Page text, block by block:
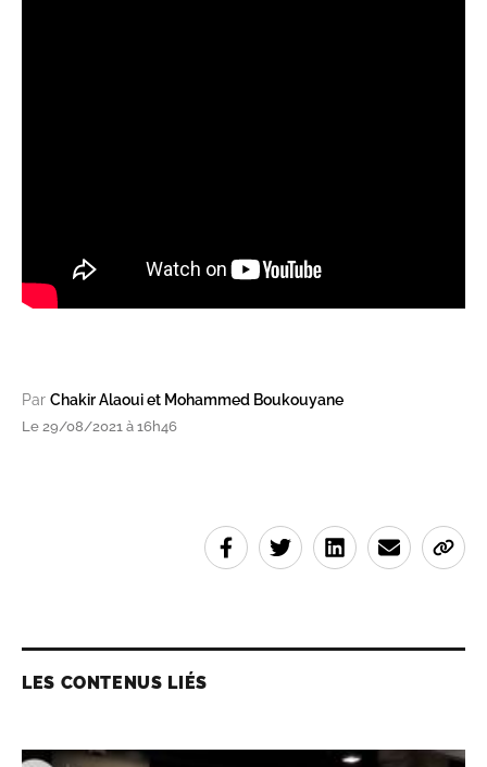
Par Chakir Alaoui et Mohammed Boukouyane
Le 29/08/2021 à 16h46
LES CONTENUS LIÉS